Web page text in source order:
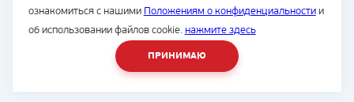
ознакомиться с нашими Положениям о конфиденциальностии
об использовании файлов cookie. нажмите здесь
ПРИНИМАЮ